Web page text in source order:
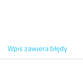
Wpis zawiera błędy